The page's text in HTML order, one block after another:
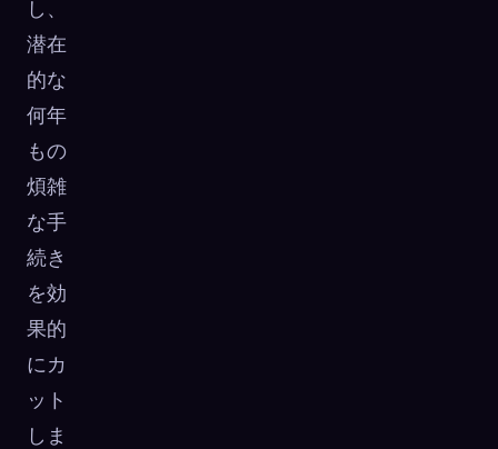
し、
潜在
的な
何年
もの
煩雑
な手
続き
を効
果的
にカ
ット
しま